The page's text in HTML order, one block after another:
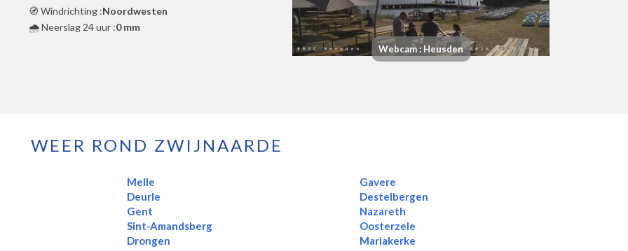
🧭 Windrichting :Noordwesten
🌧️ Neerslag 24 uur :0 mm
Webcam : Heusden
WEER ROND ZWIJNAARDE
Melle
Deurle
Gent
Sint-Amandsberg
Drongen
Gavere
Destelbergen
Nazareth
Oosterzele
Mariakerke